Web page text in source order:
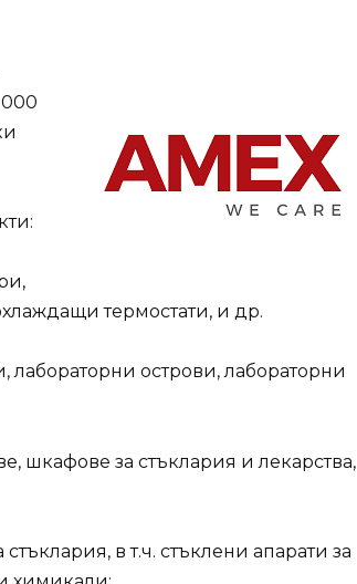
термостати, и др.
острови, лабораторни
шкафове за стъклария и лекарства,
в т.ч. стъклени апарати за